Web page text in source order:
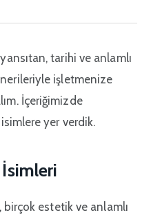
tarihi ve anlamlı
işletmenize
İçeriğimizde
yer verdik.
estetik ve anlamlı